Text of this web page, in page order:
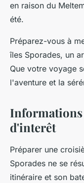
en raison du
été.
Préparez-vous à
îles Sporades, un
Que votre voyage
l'aventure et la
d'interêt
Préparer une
Sporades ne se
itinéraire et son